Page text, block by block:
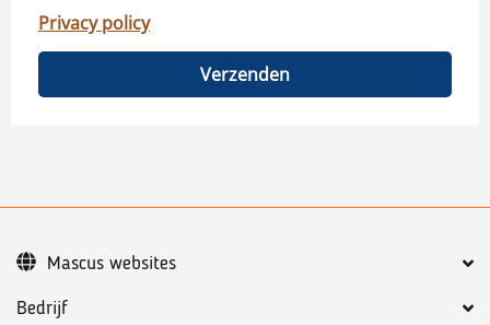
Privacy policy
Verzenden
Bedrijf
Mascus websites